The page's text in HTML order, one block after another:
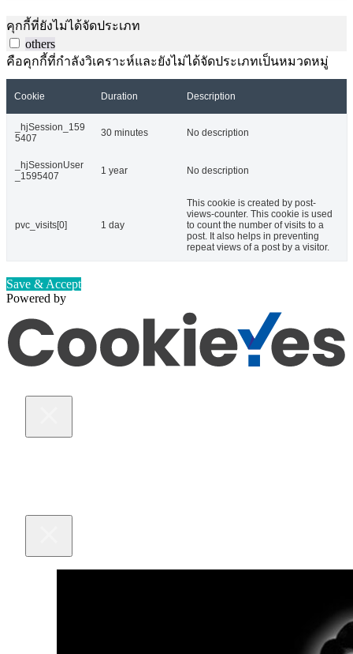
คุกกี้ที่ยังไม่ได้จัดประเภท
others
คือคุกกี้ที่กำลังวิเคราะห์และยังไม่ได้จัดประเภทเป็นหมวดหมู่
Cookie Duration Description
_hjSession_159
5407
30 minutes No description
_hjSessionUser
_1595407
1 year No description
pvc_visits[0] 1 day
This cookie is created by post-
views-counter. This cookie is used
to count the number of visits to a
post. It also helps in preventing
repeat views of a post by a visitor.
Save & Accept
Powered by